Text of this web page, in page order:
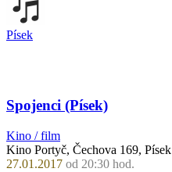
Písek
Spojenci (Písek)
Kino / film
Kino Portyč, Čechova 169, Písek
27.01.2017 od 20:30 hod.